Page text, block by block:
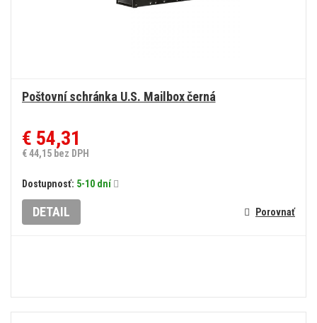
Poštovní schránka U.S. Mailbox černá
€ 54,31
€ 44,15 bez DPH
Dostupnosť: 5-10 dní
DETAIL Porovnať